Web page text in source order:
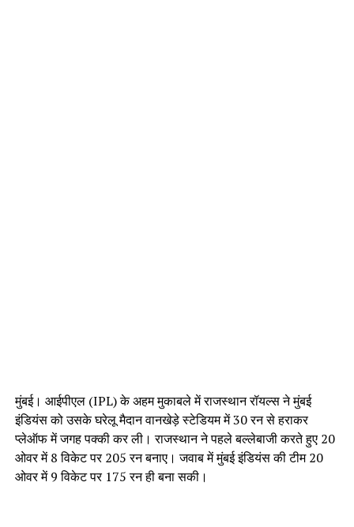
मुंबई। आईपीएल (IPL) के अहम मुकाबले में राजस्थान रॉयल्स ने मुंबई
इंडियंस को उसके घरेलू मैदान वानखेड़े स्टेडियम में 30 रन से हराकर
प्लेऑफ में जगह पक्की कर ली। राजस्थान ने पहले बल्लेबाजी करते हुए 20
ओवर में 8 विकेट पर 205 रन बनाए। जवाब में मुंबई इंडियंस की टीम 20
ओवर में 9 विकेट पर 175 रन ही बना सकी।